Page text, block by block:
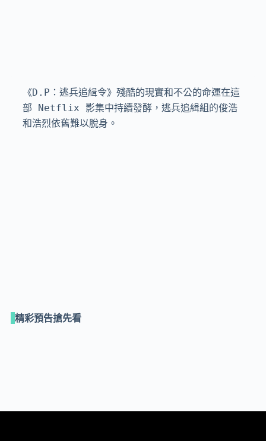
《D.P：逃兵追緝令》殘酷的現實和不公的命運在這
部 Netflix 影集中持續發酵，逃兵追緝組的俊浩
和浩烈依舊難以脫身。
精彩預告搶先看